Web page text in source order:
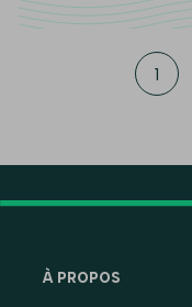
1
À PROPOS